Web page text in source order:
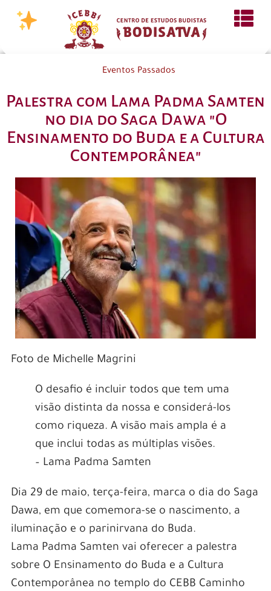
Eventos Passados
Palestra com Lama Padma Samten
no dia do Saga Dawa "O
Ensinamento do Buda e a Cultura
Contemporânea"
Foto de Michelle Magrini
O desafio é incluir todos que tem uma
visão distinta da nossa e considerá-los
como riqueza. A visão mais ampla é a
que inclui todas as múltiplas visões.
– Lama Padma Samten
Dia 29 de maio, terça-feira, marca o dia do Saga
Dawa, em que comemora-se o nascimento, a
iluminação e o parinirvana do Buda.
Lama Padma Samten vai oferecer a palestra
sobre O Ensinamento do Buda e a Cultura
Contemporânea no templo do CEBB Caminho